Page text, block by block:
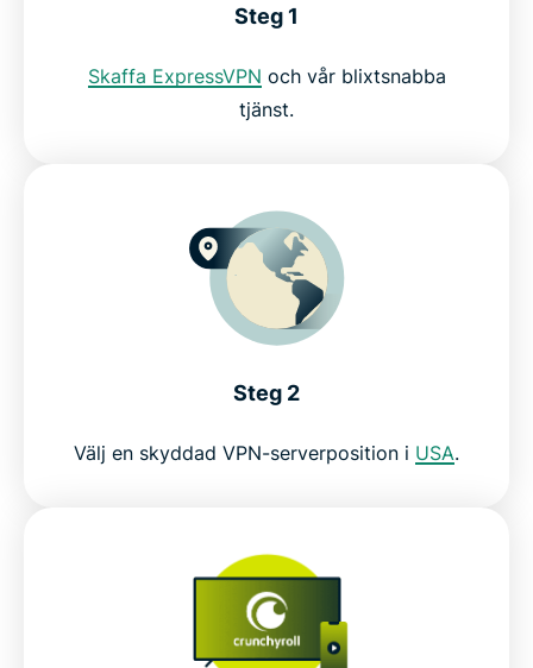
Varför använda ExpressVPN?
Skaffa ett riskfritt VPN för att titta på Crunchyroll
How to stream Crunchyroll with a VPN
Why ExpressVPN is the top choice for anime
What people are saying about ExpressVPN
Steg 1
Skaffa ExpressVPN och vår blixtsnabba
tjänst.
Steg 2
Välj en skyddad VPN-serverposition i USA.